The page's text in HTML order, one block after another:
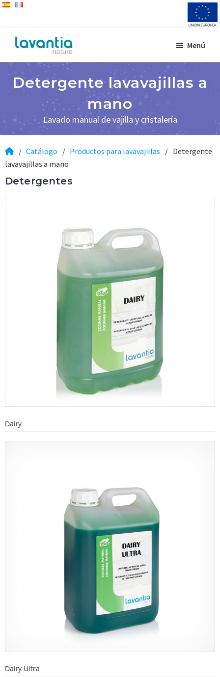
Saltar
contenido
principal
Saltar
pie Fabricante
productos
limpieza
Menú
Detergente lavavajillas a
mano
Lavado manual de vajilla y cristalería
/ Catálogo / Productos para lavavajillas / Detergente
lavavajillas a mano
Detergentes
Dairy
Dairy Ultra